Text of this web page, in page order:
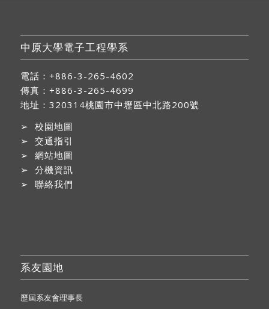
中原大學電子工程學系
電話：+886-3-265-4602
傳真：+886-3-265-4699
地址： 320314桃園市中壢區中北路200號
➢ 校園地圖
➢ 交通指引
➢ 網站地圖
➢ 分機資訊
➢ 聯絡我們
系友園地
歷屆系友會理事長